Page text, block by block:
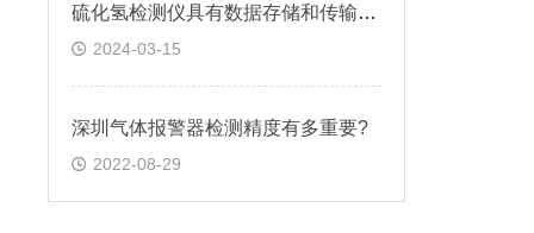
硫化氢检测仪具有数据存储和传输功能
2024-03-15
深圳气体报警器检测精度有多重要?
2022-08-29